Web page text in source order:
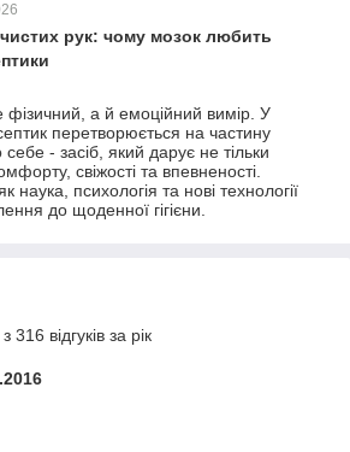
рук: чому мозок любить
а й емоційний вимір. У
перетворюється на частину
- засіб, який дарує не тільки
свіжості та впевненості.
наука, психологія та нові технології
до щоденної гігієни.
відгуків за рік